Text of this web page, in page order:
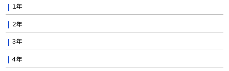
１年
２年
３年
４年